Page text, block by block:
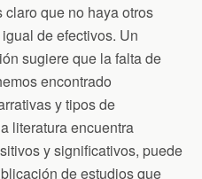
que no haya otros
de efectivos. Un
sugiere que la falta de
encontrado
y tipos de
literatura encuentra
y significativos, puede
de estudios que